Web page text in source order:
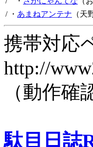
/ ・ あまねアンテナ （天
携帯対応
http://
（動作確
駄目日誌